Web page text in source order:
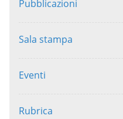
Pubblicazioni
Sala stampa
Eventi
Rubrica